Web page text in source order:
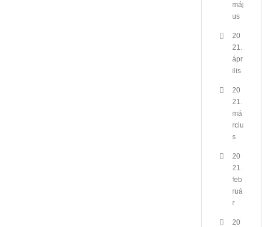
máj
us
20
21.
ápr
ilis
20
21.
má
rciu
s
20
21.
feb
ruá
r
20